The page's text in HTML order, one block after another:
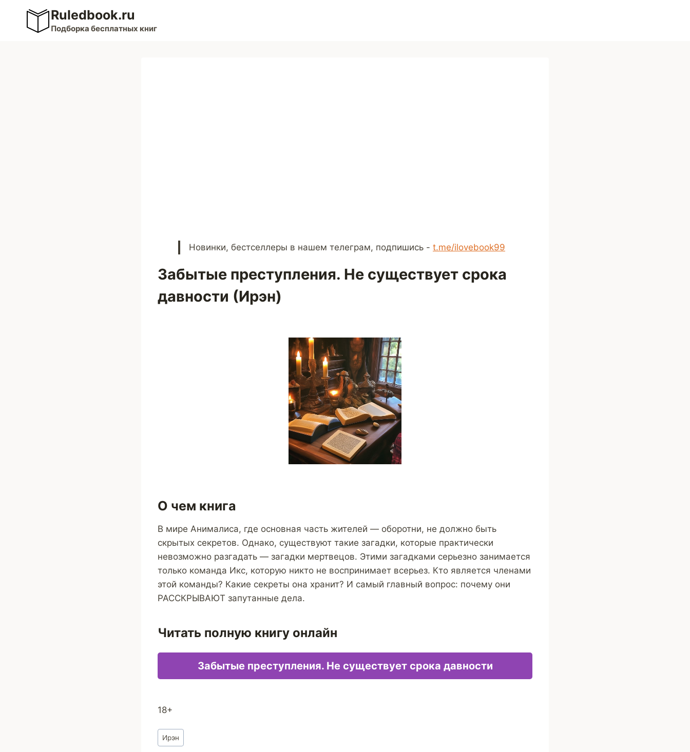
Перейти
содержимому
Ruledbook.ru
Подборка бесплатных книг
Новинки, бестселлеры в нашем телеграм, подпишись - t.me/ilovebook99
Забытые преступления. Не существует срока
давности (Ирэн)
О чем книга
В мире Анималиса, где основная часть жителей — оборотни, не должно быть
скрытых секретов. Однако, существуют такие загадки, которые практически
невозможно разгадать — загадки мертвецов. Этими загадками серьезно занимается
только команда Икс, которую никто не воспринимает всерьез. Кто является членами
этой команды? Какие секреты она хранит? И самый главный вопрос: почему они
РАССКРЫВАЮТ запутанные дела.
Читать полную книгу онлайн
Забытые преступления. Не существует срока давности
18+
Метки
записи:
Ирэн